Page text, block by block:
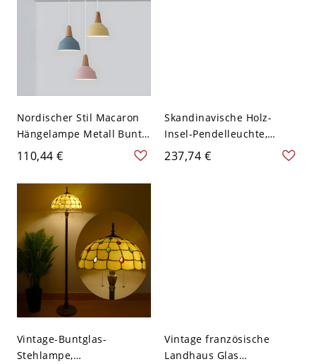
Nordischer Stil Macaron
Hängelampe Metall Bunt
3 Lichter Pendelleuchte
für Esszimmer - 110V-
120V Blau-Rosa-Gelb
Rund Topfdeckel
110,44 €
Skandinavische Holz-
Insel-Pendelleuchte,
gehämmerter Glasschirm
für Kücheninsel - 110V-
237,74 €
Vintage-Buntglas-
Stehlampe,
Vintage französische
Landhaus Glas